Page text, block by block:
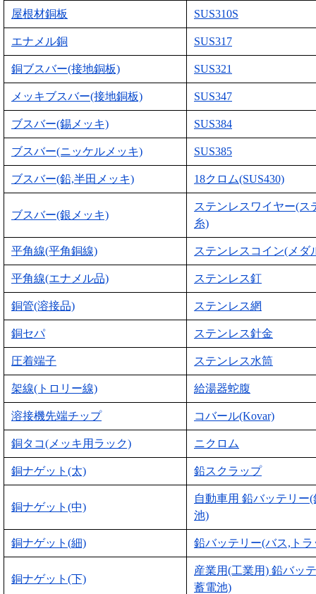
屋根材銅板 SUS310S
エナメル銅 SUS317
銅ブスバー(接地銅板) SUS321
メッキブスバー(接地銅板) SUS347
ブスバー(錫メッキ) SUS384
ブスバー(ニッケルメッキ) SUS385
ブスバー(鉛,半田メッキ) 18クロム(SUS430)
ブスバー(銀メッキ)
ステンレスワイヤー(ス
糸)
平角線(平角銅線) ステンレスコイン(メダ
平角線(エナメル品) ステンレス釘
銅管(溶接品) ステンレス網
銅セパ ステンレス針金
圧着端子 ステンレス水筒
架線(トロリー線) 給湯器蛇腹
溶接機先端チップ コバール(Kovar)
銅タコ(メッキ用ラック) ニクロム
銅ナゲット(太) 鉛スクラップ
銅ナゲット(中)
自動車用 鉛バッテリー
池)
銅ナゲット(細) 鉛バッテリー(バス,トラ
銅ナゲット(下)
産業用(工業用) 鉛バッ
蓄電池)